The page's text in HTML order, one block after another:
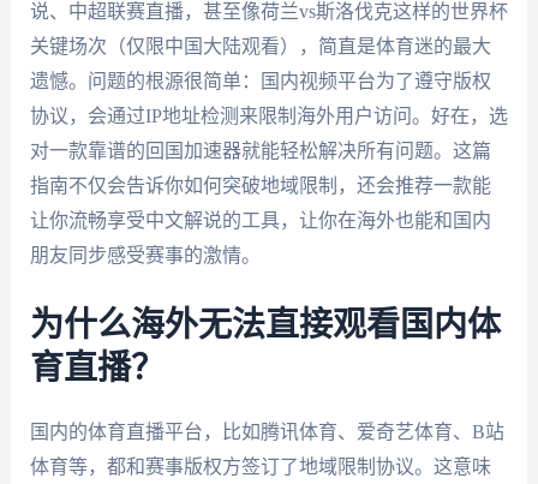
说、中超联赛直播，甚至像荷兰vs斯洛伐克这样的世界杯
关键场次（仅限中国大陆观看），简直是体育迷的最大
遗憾。问题的根源很简单：国内视频平台为了遵守版权
协议，会通过IP地址检测来限制海外用户访问。好在，选
对一款靠谱的回国加速器就能轻松解决所有问题。这篇
指南不仅会告诉你如何突破地域限制，还会推荐一款能
让你流畅享受中文解说的工具，让你在海外也能和国内
朋友同步感受赛事的激情。
为什么海外无法直接观看国内体
育直播？
国内的体育直播平台，比如腾讯体育、爱奇艺体育、B站
体育等，都和赛事版权方签订了地域限制协议。这意味